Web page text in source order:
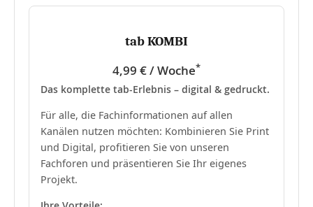
tab KOMBI
4,99 € / Woche*
Das komplette tab-Erlebnis – digital & gedruckt.
Für alle, die Fachinformationen auf allen
Kanälen nutzen möchten: Kombinieren Sie Print
und Digital, profitieren Sie von unseren
Fachforen und präsentieren Sie Ihr eigenes
Projekt.